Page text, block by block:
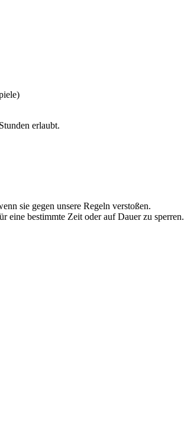
erlaubt.
sie gegen unsere Regeln verstoßen.
eine bestimmte Zeit oder auf Dauer zu sperren.